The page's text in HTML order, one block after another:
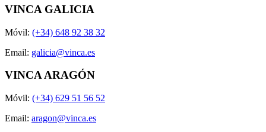
VINCA GALICIA
Móvil: (+34) 648 92 38 32
Email: galicia@vinca.es
VINCA ARAGÓN
Móvil: (+34) 629 51 56 52
Email: aragon@vinca.es